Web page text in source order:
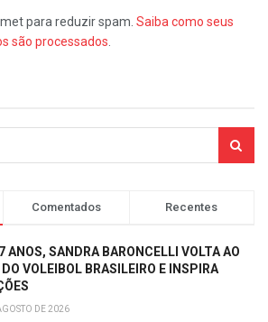
para reduzir spam. Saiba como seus
são processados
Comentados Recentes
ANOS, SANDRA BARONCELLI VOLTA AO
VOLEIBOL BRASILEIRO E INSPIRA
DE 2026